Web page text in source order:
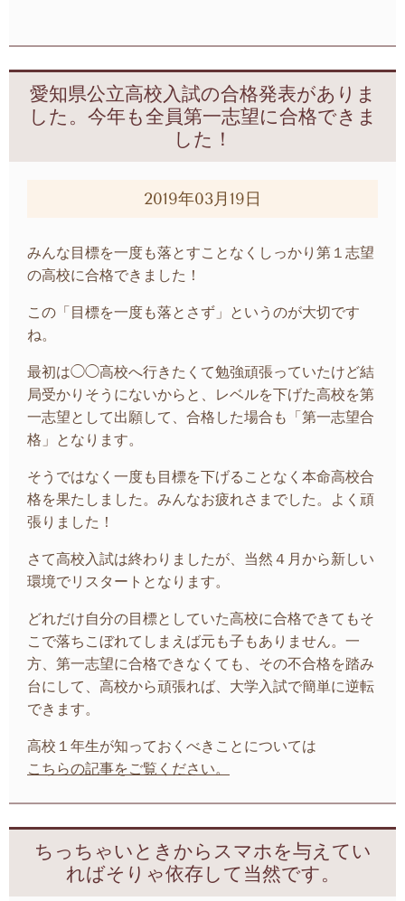
愛知県公立高校入試の合格発表がありま
した。今年も全員第一志望に合格できま
した！
2019年03月19日
みんな目標を一度も落とすことなくしっかり第１志望
の高校に合格できました！
この「目標を一度も落とさず」というのが大切です
ね。
最初は◯◯高校へ行きたくて勉強頑張っていたけど結
局受かりそうにないからと、レベルを下げた高校を第
一志望として出願して、合格した場合も「第一志望合
格」となります。
そうではなく一度も目標を下げることなく本命高校合
格を果たしました。みんなお疲れさまでした。よく頑
張りました！
さて高校入試は終わりましたが、当然４月から新しい
環境でリスタートとなります。
どれだけ自分の目標としていた高校に合格できてもそ
こで落ちこぼれてしまえば元も子もありません。一
方、第一志望に合格できなくても、その不合格を踏み
台にして、高校から頑張れば、大学入試で簡単に逆転
できます。
高校１年生が知っておくべきことについては
こちらの記事をご覧ください。
ちっちゃいときからスマホを与えてい
ればそりゃ依存して当然です。